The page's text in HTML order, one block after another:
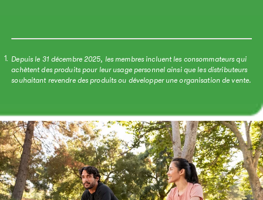
1. Depuis le 31 décembre 2025, les membres incluent les consommateurs qui
achètent des produits pour leur usage personnel ainsi que les distributeurs
souhaitant revendre des produits ou développer une organisation de vente.